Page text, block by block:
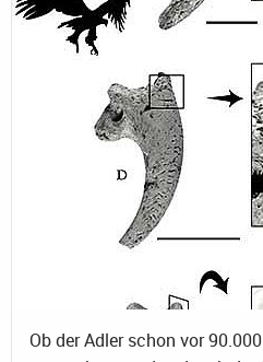
Ob der Adler schon vor